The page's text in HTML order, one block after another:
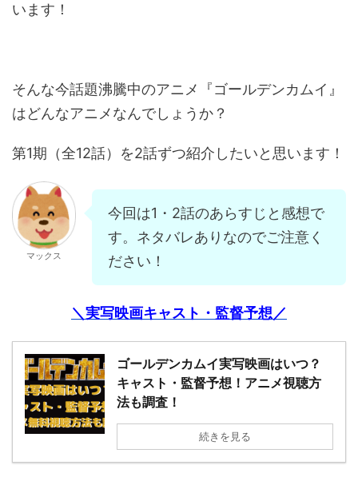
います！
そんな今話題沸騰中のアニメ『ゴールデンカムイ』
はどんなアニメなんでしょうか？
第1期（全12話）を2話ずつ紹介したいと思います！
マックス
今回は1・2話のあらすじと感想で
す。ネタバレありなのでご注意く
ださい！
＼実写映画キャスト・監督予想／
ゴールデンカムイ実写映画はいつ？
キャスト・監督予想！アニメ視聴方
法も調査！
続きを見る